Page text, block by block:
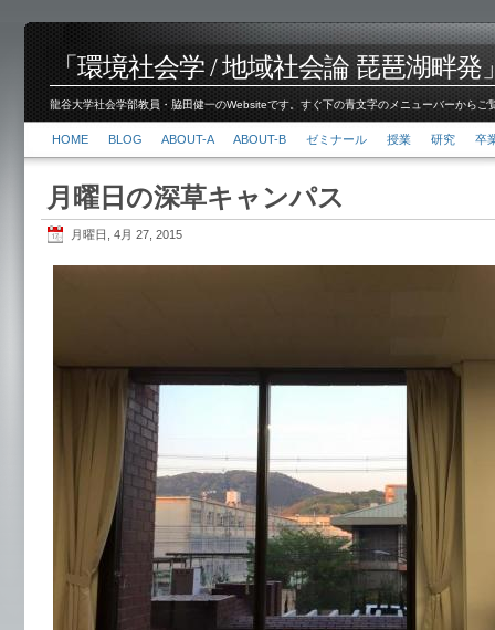
「環境社会学 / 地域社会論 琵琶湖畔発
龍谷大学社会学部教員・脇田健一のWebsiteです。すぐ下の青文字のメニューバーから
HOME BLOG ABOUT-A ABOUT-B ゼミナール 授業 研究 卒
月曜日の深草キャンパス
月曜日, 4月 27, 2015